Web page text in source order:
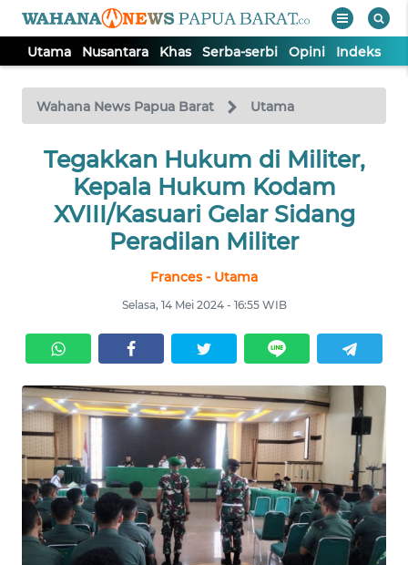
Utama Nusantara Khas Serba-serbi Opini Indeks
Wahana News Papua Barat Utama
Tegakkan Hukum di Militer,
Kepala Hukum Kodam
XVIII/Kasuari Gelar Sidang
Peradilan Militer
Frances - Utama
Selasa, 14 Mei 2024 - 16:55 WIB
TV
Tutup
UTAMA
NUSANTARA
SERBI
OPINI
Informasi
INDEKS
BERITA
KONTAK
KAMI